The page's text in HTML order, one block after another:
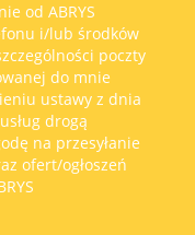
od ABRYS
i/lub środków
poczty
do mnie
ustawy z dnia
drogą
na przesyłanie
ofert/ogłoszeń